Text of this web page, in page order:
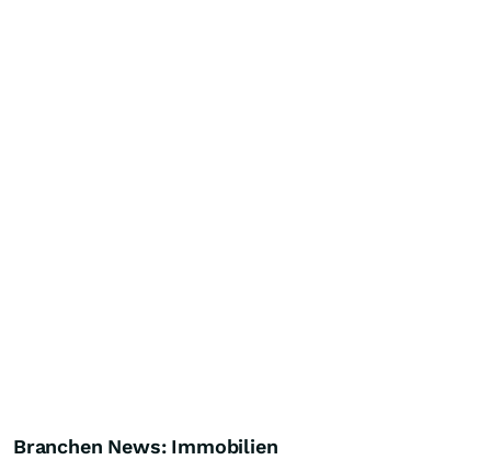
Branchen News: Immobilien